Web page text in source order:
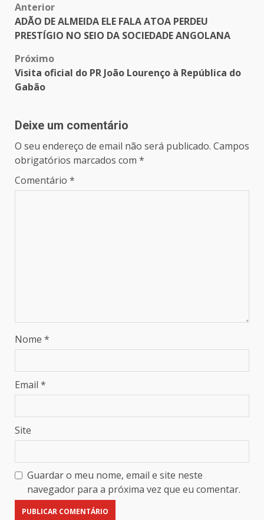
Post
navigation
Anterior
ADÃO DE ALMEIDA ELE FALA ATOA PERDEU
PRESTÍGIO NO SEIO DA SOCIEDADE ANGOLANA
Próximo
Visita oficial do PR João Lourenço à República do
Gabão
Deixe um comentário
O seu endereço de email não será publicado. Campos
obrigatórios marcados com *
Comentário *
Nome *
Email *
Site
Guardar o meu nome, email e site neste
navegador para a próxima vez que eu comentar.